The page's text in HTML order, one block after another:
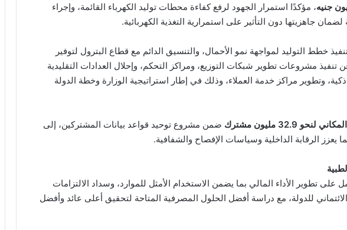
، مؤكدًا استمرار الجهود لرفع كفاءة محطات توليد الكهرباء القائمة، وإجراء
جاهزيتها دون التأثير على استمرارية التغذية الكهربائية.
خطط التوليد لمواجهة نمو الأحمال، والتنسيق الدائم مع قطاع البترول لتوفير
تنفيذ مشروعات تطوير شبكات التوزيع، ومراكز التحكم، وإحلال العدادات التقليدية
وتطوير مراكز خدمة العملاء، وذلك في إطار استراتيجية الوزارة وخطة الدولة
لنحو 32.9 مليون مشترك
ضمن مشروع توحيد قواعد بيانات المشتركين، إلى
الرقابة الداخلية وسياسات الإفصاح والشفافية.
على تطوير الأداء المالي بما يضمن الاستخدام الأمثل للموارد، وسداد الالتزامات
للدولة، مع دراسة أفضل الحلول المصرفية المتاحة لتحقيق أعلى عائد وأفضل